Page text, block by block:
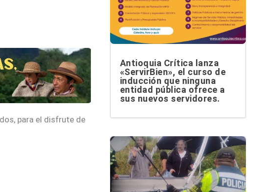
para el disfrute de
Antioquia Crítica lanza
«ServirBien», el curso de
inducción que ninguna
entidad pública ofrece a
sus nuevos servidores.